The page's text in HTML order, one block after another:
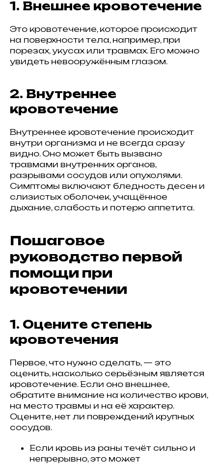
1. Внешнее кровотечение
Это кровотечение, которое происходит
на поверхности тела, например, при
порезах, укусах или травмах. Его можно
увидеть невооружённым глазом.
2. Внутреннее
кровотечение
Внутреннее кровотечение происходит
внутри организма и не всегда сразу
видно. Оно может быть вызвано
травмами внутренних органов,
разрывами сосудов или опухолями.
Симптомы включают бледность десен и
слизистых оболочек, учащённое
дыхание, слабость и потерю аппетита.
Пошаговое
руководство первой
помощи при
кровотечении
1. Оцените степень
кровотечения
Первое, что нужно сделать, — это
оценить, насколько серьёзным является
кровотечение. Если оно внешнее,
обратите внимание на количество крови,
на место травмы и на её характер.
Оцените, нет ли повреждений крупных
сосудов.
Если кровь из раны течёт сильно и
непрерывно, это может